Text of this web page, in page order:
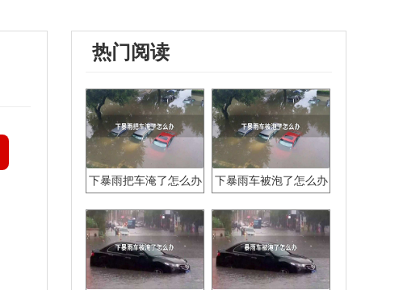
热门阅读
下暴雨把车淹了怎么办 下暴雨车被泡了怎么办